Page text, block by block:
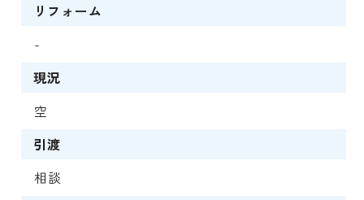
リフォーム
-
現況
空
引渡
相談